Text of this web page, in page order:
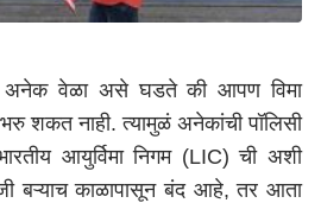
अनेक वेळा असे घडते की आपण विमा
शकत नाही. त्यामुळं अनेकांची पॉलिसी
आयुर्विमा निगम (LIC) ची अशी
बऱ्याच काळापासून बंद आहे, तर आता